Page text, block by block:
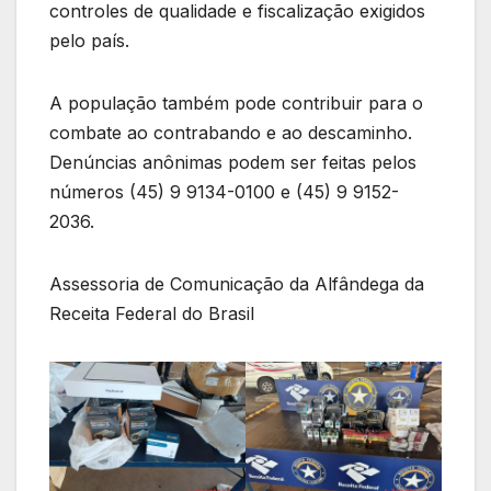
controles de qualidade e fiscalização exigidos
pelo país.
A população também pode contribuir para o
combate ao contrabando e ao descaminho.
Denúncias anônimas podem ser feitas pelos
números (45) 9 9134-0100 e (45) 9 9152-
2036.
Assessoria de Comunicação da Alfândega da
Receita Federal do Brasil